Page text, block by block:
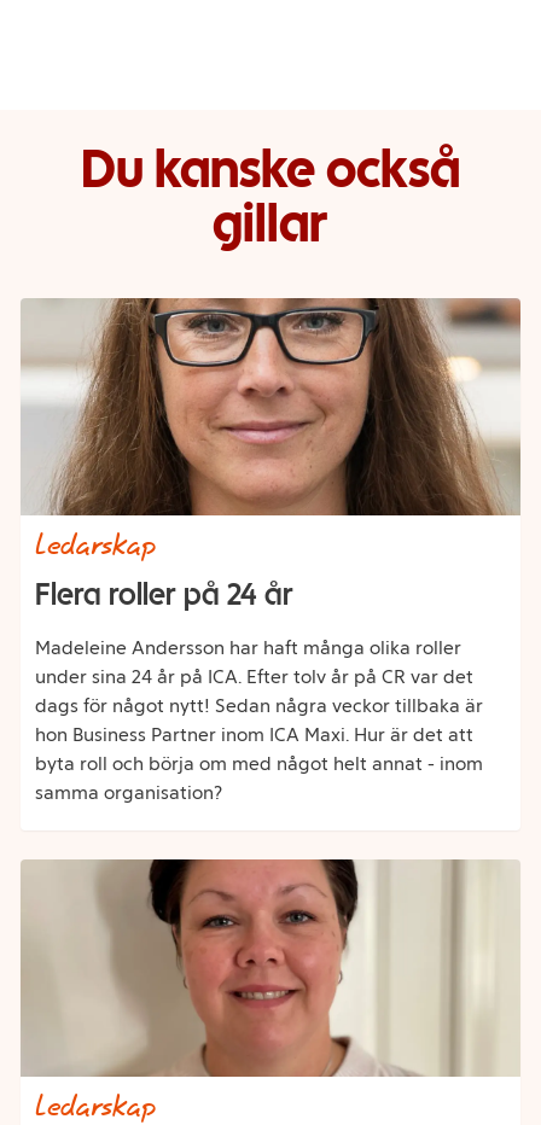
Du kanske också
gillar
Category
Ledarskap
Flera roller på 24 år
Madeleine Andersson har haft många olika roller
under sina 24 år på ICA. Efter tolv år på CR var det
dags för något nytt! Sedan några veckor tillbaka är
hon Business Partner inom ICA Maxi. Hur är det att
byta roll och börja om med något helt annat - inom
samma organisation?
Category
Ledarskap